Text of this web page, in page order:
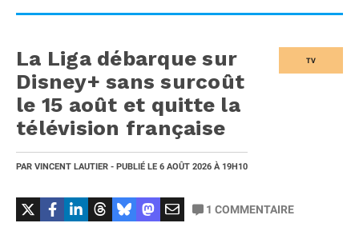
TV
La Liga débarque sur
Disney+ sans surcoût
le 15 août et quitte la
télévision française
PAR VINCENT LAUTIER - PUBLIÉ LE 6 AOÛT 2026 À 19H10
1 COMMENTAIRE